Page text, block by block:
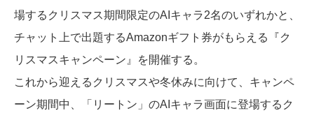
場するクリスマス期間限定のAIキャラ2名のいずれかと、
チャット上で出題するAmazonギフト券がもらえる『ク
リスマスキャンペーン』を開催する。
これから迎えるクリスマスや冬休みに向けて、キャンペ
ーン期間中、「リートン」のAIキャラ画面に登場するク